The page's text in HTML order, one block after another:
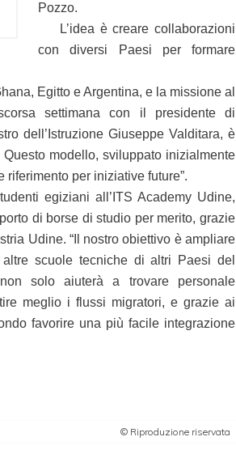
Pozzo.
L’idea è creare collaborazioni
con diversi Paesi per formare
Egitto e Argentina, e la missione al
settimana con il presidente di
dell’Istruzione Giuseppe Valditara, è
modello, sviluppato inizialmente
per iniziative future”.
egiziani all’ITS Academy Udine,
di borse di studio per merito, grazie
Udine. “Il nostro obiettivo è ampliare
scuole tecniche di altri Paesi del
solo aiuterà a trovare personale
meglio i flussi migratori, e grazie ai
favorire una più facile integrazione
© Riproduzione riservata